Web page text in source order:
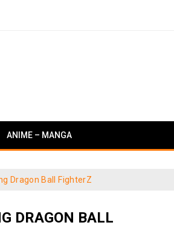
ANIME – MANGA
Dragon Ball FighterZ
DRAGON BALL